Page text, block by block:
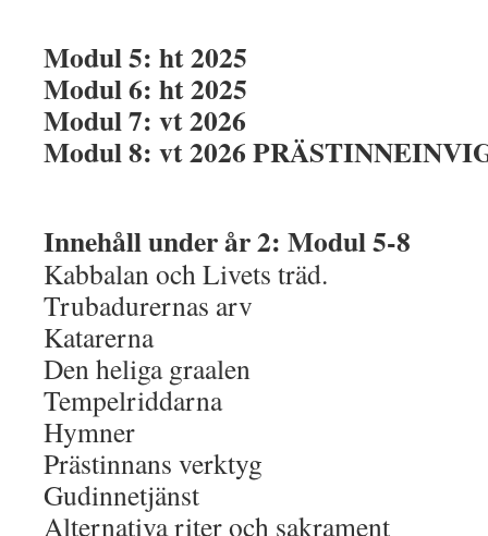
Modul 5: ht 2025
Modul 6: ht 2025
Modul 7: vt 2026
Modul 8: vt 2026
Innehåll under år 2: Modul 5-8
Kabbalan och Livets träd.
Trubadurernas arv
Katarerna
Den heliga graalen
Tempelriddarna
Hymner
Prästinnans verktyg
Gudinnetjänst
Alternativa riter och sakrament